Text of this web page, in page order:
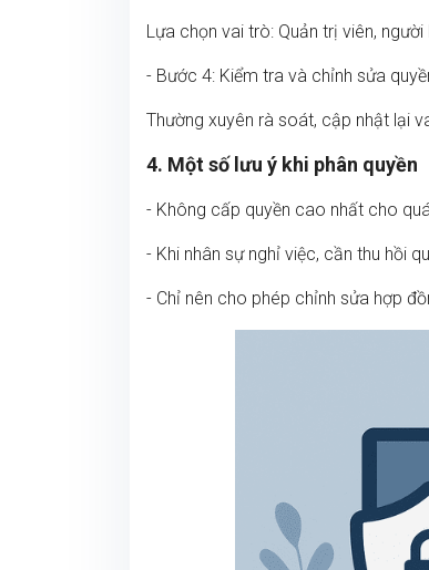
Lựa chọn vai trò: Quản trị viên,
- Bước 4: Kiểm tra và chỉnh sửa
Thường xuyên rà soát, cập nhật lại
4. Một số lưu ý khi phân quyền
- Không cấp quyền cao nhất cho
- Khi nhân sự nghỉ việc, cần thu hồi
- Chỉ nên cho phép chỉnh sửa hợp